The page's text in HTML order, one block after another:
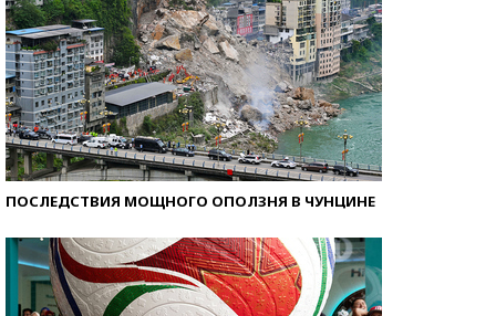
ПОСЛЕДСТВИЯ МОЩНОГО ОПОЛЗНЯ В ЧУНЦИНЕ